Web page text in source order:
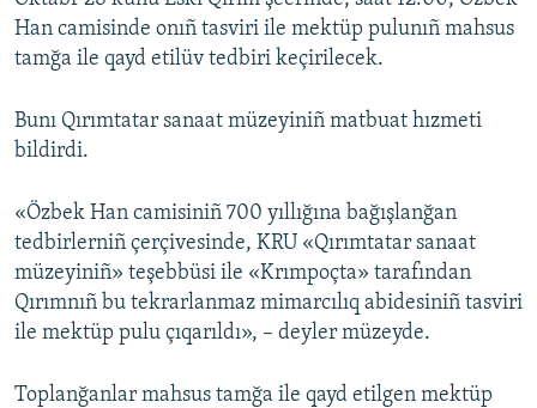
BLOGLAR
Русский
Українською
QOŞULIÑIZ!
Han camisinde onıñ tasviri ile mektüp pulunıñ mahsus
tamğa ile qayd etilüv tedbiri keçirilecek.
Bunı Qırımtatar sanaat müzeyiniñ matbuat hızmeti
bildirdi.
«Özbek Han camisiniñ 700 yıllığına bağışlanğan
tedbirlerniñ çerçivesinde, KRU «Qırımtatar sanaat
müzeyiniñ» teşebbüsi ile «Krımpoçta» tarafından
Qırımnıñ bu tekrarlanmaz mimarcılıq abidesiniñ tasviri
ile mektüp pulu çıqarıldı», – deyler müzeyde.
Toplanğanlar mahsus tamğa ile qayd etilgen mektüp